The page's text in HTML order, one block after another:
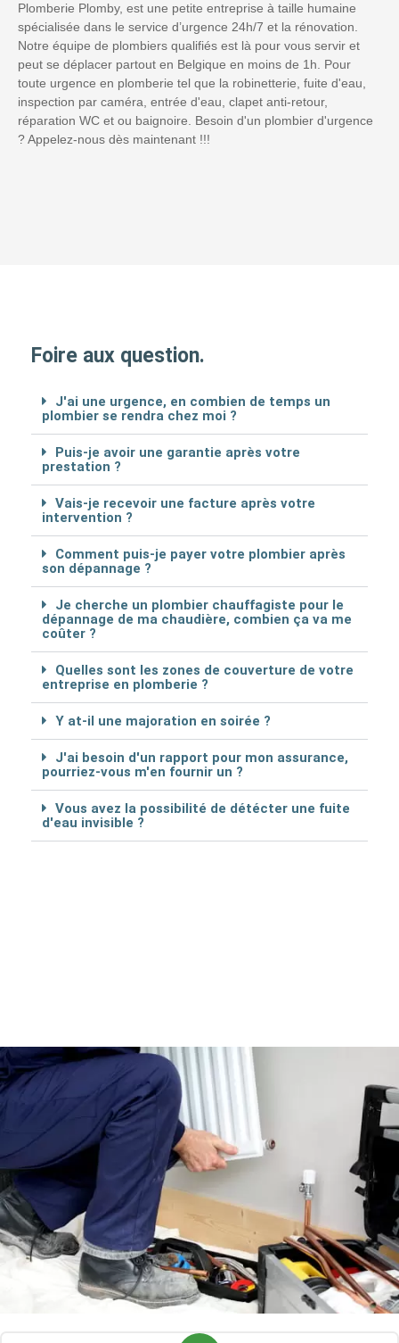
Plomberie Plomby, est une petite entreprise à taille humaine
spécialisée dans le service d’urgence 24h/7 et la rénovation.
Notre équipe de plombiers qualifiés est là pour vous servir et
peut se déplacer partout en Belgique en moins de 1h. Pour
toute urgence en plomberie tel que la robinetterie, fuite d'eau,
inspection par caméra, entrée d'eau, clapet anti-retour,
réparation WC et ou baignoire. Besoin d'un plombier d'urgence
? Appelez-nous dès maintenant !!!
Foire aux question.
J'ai une urgence, en combien de temps un
plombier se rendra chez moi ?
Puis-je avoir une garantie après votre
prestation ?
Vais-je recevoir une facture après votre
intervention ?
Comment puis-je payer votre plombier après
son dépannage ?
Je cherche un plombier chauffagiste pour le
dépannage de ma chaudière, combien ça va me
coûter ?
Quelles sont les zones de couverture de votre
entreprise en plomberie ?
Y at-il une majoration en soirée ?
J'ai besoin d'un rapport pour mon assurance,
pourriez-vous m'en fournir un ?
Vous avez la possibilité de détécter une fuite
d'eau invisible ?